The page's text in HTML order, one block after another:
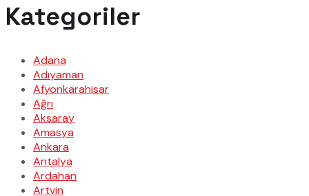
Kategoriler
Adana
Adıyaman
Afyonkarahisar
Ağrı
Aksaray
Amasya
Ankara
Antalya
Ardahan
Artvin